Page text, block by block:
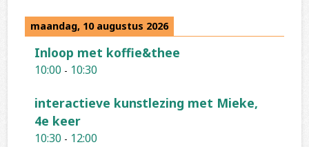
maandag, 10 augustus 2026
Inloop met koffie&thee
10:00 - 10:30
interactieve kunstlezing met Mieke,
4e keer
10:30 - 12:00